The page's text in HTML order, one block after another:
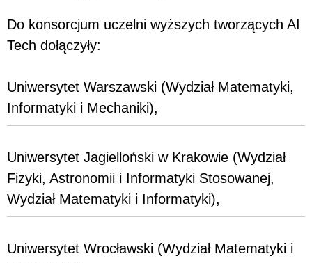
Do konsorcjum uczelni wyższych tworzących AI
Tech dołączyły:
Uniwersytet Warszawski (Wydział Matematyki,
Informatyki i Mechaniki),
Uniwersytet Jagielloński w Krakowie (Wydział
Fizyki, Astronomii i Informatyki Stosowanej,
Wydział Matematyki i Informatyki),
Uniwersytet Wrocławski (Wydział Matematyki i